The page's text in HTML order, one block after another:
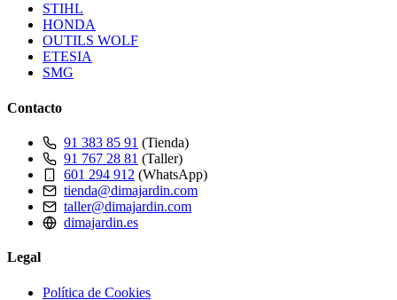
STIHL
HONDA
OUTILS WOLF
ETESIA
SMG
Contacto
91 383 85 91 (Tienda)
91 767 28 81 (Taller)
601 294 912 (WhatsApp)
tienda@dimajardin.com
taller@dimajardin.com
dimajardin.es
Legal
Política de Cookies